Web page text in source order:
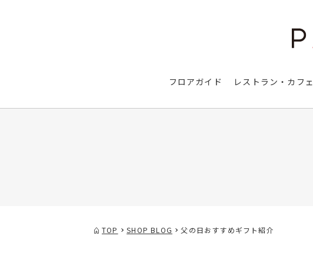
フロアガイド レストラン・カフェ
TOP SHOP BLOG 父の日おすすめギフト紹介